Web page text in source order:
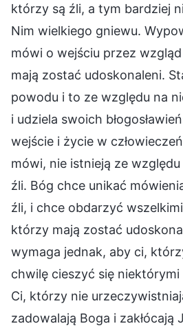
którzy są źli, a tym bardziej
Nim wielkiego gniewu.
mówi o wejściu przez
mają zostać udoskonaleni.
powodu i to ze względu na
i udziela swoich
wejście i życie w
mówi, nie istnieją ze
źli. Bóg chce unikać
źli, i chce obdarzyć
którzy mają zostać
wymaga jednak, aby ci,
chwilę cieszyć się
Ci, którzy nie
zadowalają Boga i zakłócają